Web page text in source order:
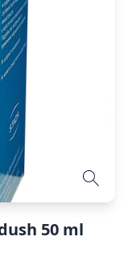
50 ml